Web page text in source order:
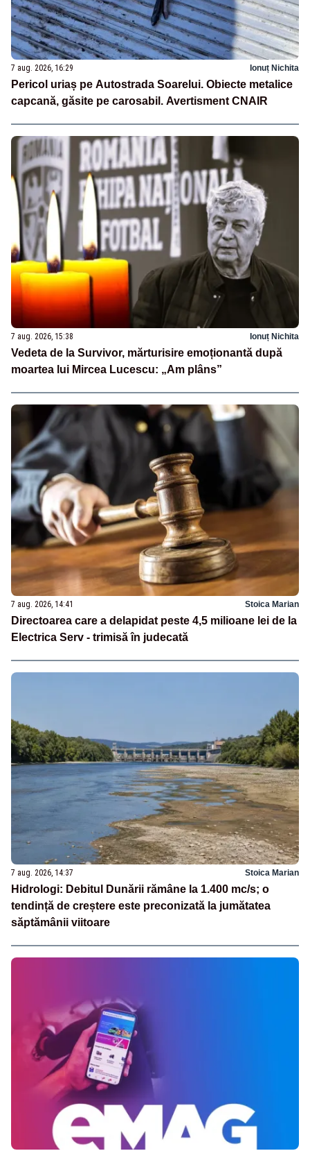
7 aug. 2026, 16:29 Ionuț Nichita
Pericol uriaș pe Autostrada Soarelui. Obiecte metalice
capcană, găsite pe carosabil. Avertisment CNAIR
7 aug. 2026, 15:38 Ionuț Nichita
Vedeta de la Survivor, mărturisire emoționantă după
moartea lui Mircea Lucescu: „Am plâns”
7 aug. 2026, 14:41 Stoica Marian
Directoarea care a delapidat peste 4,5 milioane lei de la
Electrica Serv - trimisă în judecată
7 aug. 2026, 14:37 Stoica Marian
Hidrologi: Debitul Dunării rămâne la 1.400 mc/s; o
tendință de creștere este preconizată la jumătatea
săptămânii viitoare